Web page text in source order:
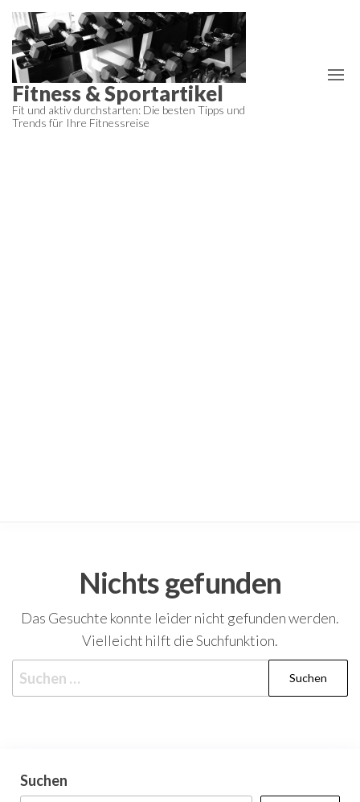
Zum
Inhalt
springen
Fitness & Sportartikel
Fit und aktiv durchstarten: Die besten Tipps und
Trends für Ihre Fitnessreise
Nichts gefunden
Das Gesuchte konnte leider nicht gefunden werden.
Vielleicht hilft die Suchfunktion.
nach:
Suchen